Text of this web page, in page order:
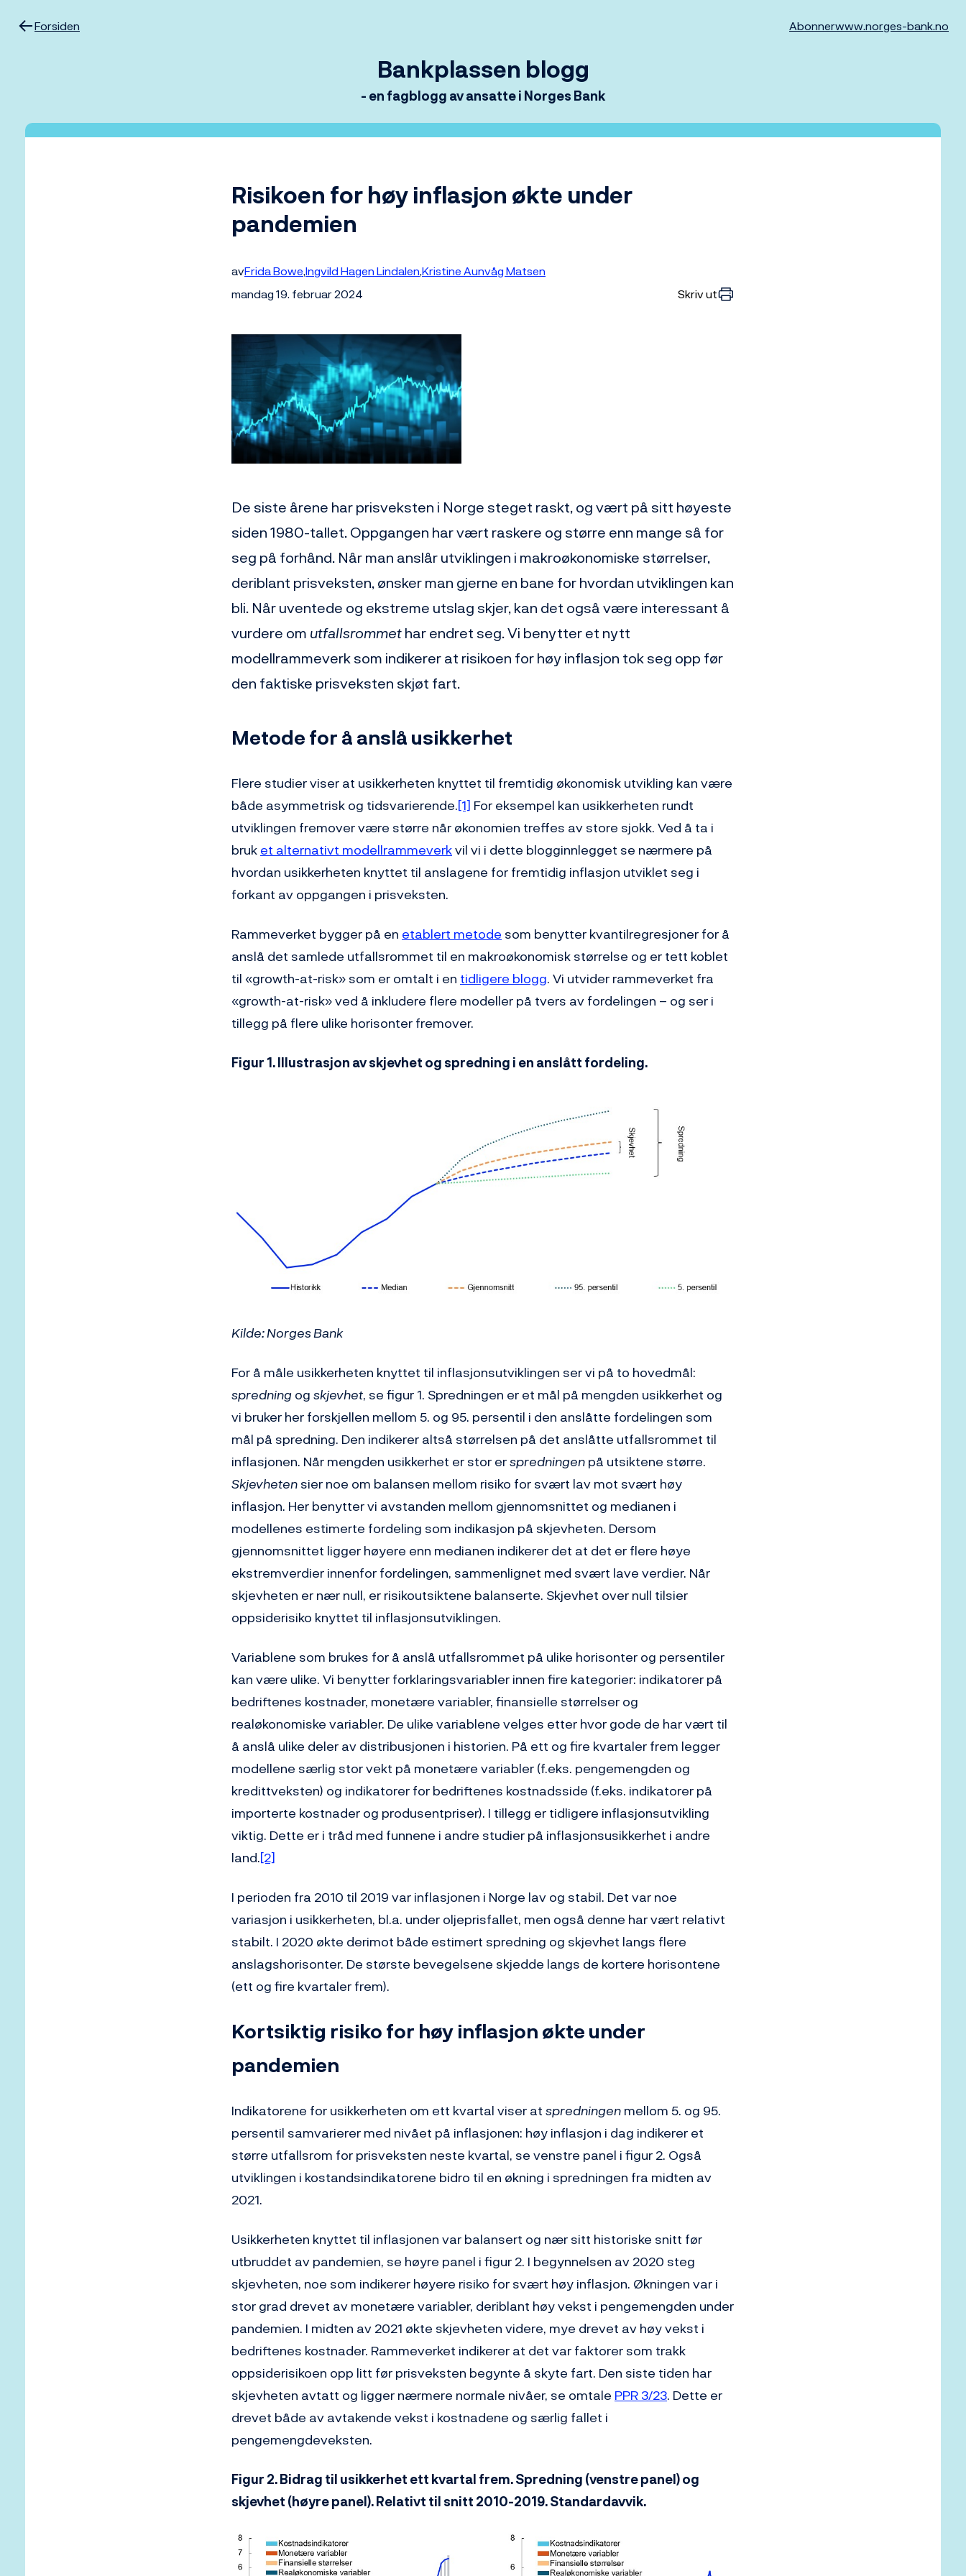
Forsiden Abonnerwww.norges-bank.no
Bankplassen blogg
- en fagblogg av ansatte i Norges Bank
Risikoen for høy inflasjon økte under
pandemien
avFrida BoweIngvild Hagen LindalenKristine Aunvåg Matsen
mandag 19. februar 2024
Skriv ut
De siste årene har prisveksten i Norge steget raskt, og vært på sitt høyeste
siden 1980-tallet. Oppgangen har vært raskere og større enn mange så for
seg på forhånd. Når man anslår utviklingen i makroøkonomiske størrelser,
deriblant prisveksten, ønsker man gjerne en bane for hvordan utviklingen kan
bli. Når uventede og ekstreme utslag skjer, kan det også være interessant å
vurdere om utfallsrommethar endret seg. Vi benytter et nytt
modellrammeverk som indikerer at risikoen for høy inflasjon tok seg opp før
den faktiske prisveksten skjøt fart.
Metode for å anslå usikkerhet
Flere studier viser at usikkerheten knyttet til fremtidig økonomisk utvikling kan være
både asymmetrisk og tidsvarierende.[1] For eksempel kan usikkerheten rundt
utviklingen fremover være større når økonomien treffes av store sjokk. Ved å ta i
bruket alternativt modellrammeverkvil vi i dette blogginnlegget se nærmere på
hvordan usikkerheten knyttet til anslagene for fremtidig inflasjon utviklet seg i
forkant av oppgangen i prisveksten.
Rammeverket bygger på en etablert metode som benytter kvantilregresjoner for å
anslå det samlede utfallsrommet til en makroøkonomisk størrelse og er tett koblet
til «growth-at-risk» som er omtalt i en tidligere blogg. Vi utvider rammeverket fra
«growth-at-risk» ved å inkludere flere modeller på tvers av fordelingen – og ser i
tillegg på flere ulike horisonter fremover.
Figur 1. Illustrasjon av skjevhet og spredning i en anslått fordeling.
Kilde: Norges Bank
For å måle usikkerheten knyttet til inflasjonsutviklingen ser vi på to hovedmål:
spredningogskjevhet, se figur 1. Spredningen er et mål på mengden usikkerhet og
vi bruker her forskjellen mellom 5. og 95. persentil i den anslåtte fordelingen som
mål på spredning. Den indikerer altså størrelsen på det anslåtte utfallsrommet til
inflasjonen. Når mengden usikkerhet er stor erspredningenpå utsiktene større.
Skjevhetensier noe om balansen mellom risiko for svært lav mot svært høy
inflasjon. Her benytter vi avstanden mellom gjennomsnittet og medianen i
modellenes estimerte fordeling som indikasjon på skjevheten. Dersom
gjennomsnittet ligger høyere enn medianen indikerer det at det er flere høye
ekstremverdier innenfor fordelingen, sammenlignet med svært lave verdier. Når
skjevheten er nær null, er risikoutsiktene balanserte. Skjevhet over null tilsier
oppsiderisiko knyttet til inflasjonsutviklingen.
Variablene som brukes for å anslå utfallsrommet på ulike horisonter og persentiler
kan være ulike. Vi benytter forklaringsvariabler innen fire kategorier: indikatorer på
bedriftenes kostnader, monetære variabler, finansielle størrelser og
realøkonomiske variabler. De ulike variablene velges etter hvor gode de har vært til
å anslå ulike deler av distribusjonen i historien. På ett og fire kvartaler frem legger
modellene særlig stor vekt på monetære variabler (f.eks. pengemengden og
kredittveksten) og indikatorer for bedriftenes kostnadsside (f.eks. indikatorer på
importerte kostnader og produsentpriser). I tillegg er tidligere inflasjonsutvikling
viktig. Dette er i tråd med funnene i andre studier på inflasjonsusikkerhet i andre
land.[2]
I perioden fra 2010 til 2019 var inflasjonen i Norge lav og stabil. Det var noe
variasjon i usikkerheten, bl.a. under oljeprisfallet, men også denne har vært relativt
stabilt. I 2020 økte derimot både estimert spredning og skjevhet langs flere
anslagshorisonter. De største bevegelsene skjedde langs de kortere horisontene
(ett og fire kvartaler frem).
Kortsiktig risiko for høy inflasjon økte under
pandemien
Indikatorene for usikkerheten om ett kvartal viser atspredningenmellom 5. og 95.
persentil samvarierer med nivået på inflasjonen: høy inflasjon i dag indikerer et
større utfallsrom for prisveksten neste kvartal, se venstre panel i figur 2. Også
utviklingen i kostandsindikatorene bidro til en økning i spredningen fra midten av
2021.
Usikkerheten knyttet til inflasjonen var balansert og nær sitt historiske snitt før
utbruddet av pandemien, se høyre panel i figur 2. I begynnelsen av 2020 steg
skjevheten, noe som indikerer høyere risiko for svært høy inflasjon. Økningen var i
stor grad drevet av monetære variabler, deriblant høy vekst i pengemengden under
pandemien. I midten av 2021 økte skjevheten videre, mye drevet av høy vekst i
bedriftenes kostnader. Rammeverket indikerer at det var faktorer som trakk
oppsiderisikoen opp litt før prisveksten begynte å skyte fart. Den siste tiden har
skjevheten avtatt og ligger nærmere normale nivåer, se omtale PPR 3/23. Dette er
drevet både av avtakende vekst i kostnadene og særlig fallet i
pengemengdeveksten.
Figur 2. Bidrag til usikkerhet ett kvartal frem. Spredning (venstre panel) og
skjevhet (høyre panel). Relativt til snitt 2010-2019. Standardavvik.